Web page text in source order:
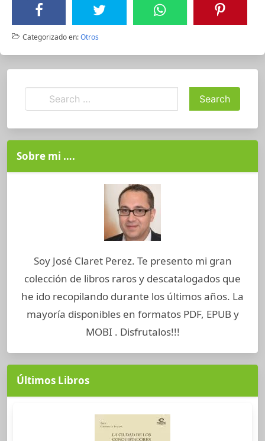
Categorizado en:Otros
Sobre mi ….
Soy José Claret Perez. Te presento mi gran
colección de libros raros y descatalogados que
he ido recopilando durante los últimos años. La
mayoría disponibles en formatos PDF, EPUB y
MOBI . Disfrutalos!!!
Últimos Libros